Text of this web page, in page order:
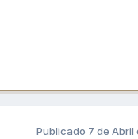
Publicado 7 de Abril